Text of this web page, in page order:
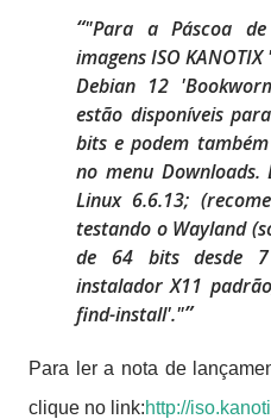
"Para a Páscoa
imagens ISO
Debian 12
estão disponíveis
bits e podem
no menu Downloads.
Linux 6.6.13;
testando o Wayland
de 64 bits desde
instalador X11
find-install'."
Para ler a nota de
clique no link:http://